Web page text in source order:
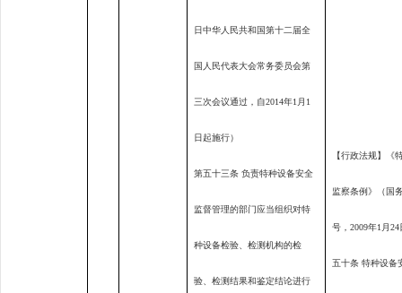
日中华人民共和国第十二届全
国人民代表大会常务委员会第
三次会议通过，自2014年1 月 1
日起施行）
第五十三条 负责特种设备安全
监督管理的部门应当组织对特
种设备检验、检测机构的检
验、检测结果和鉴定结论进行
【行政法规】《
监察条例》（国
号，2009年1 月24
五十条 特种设备